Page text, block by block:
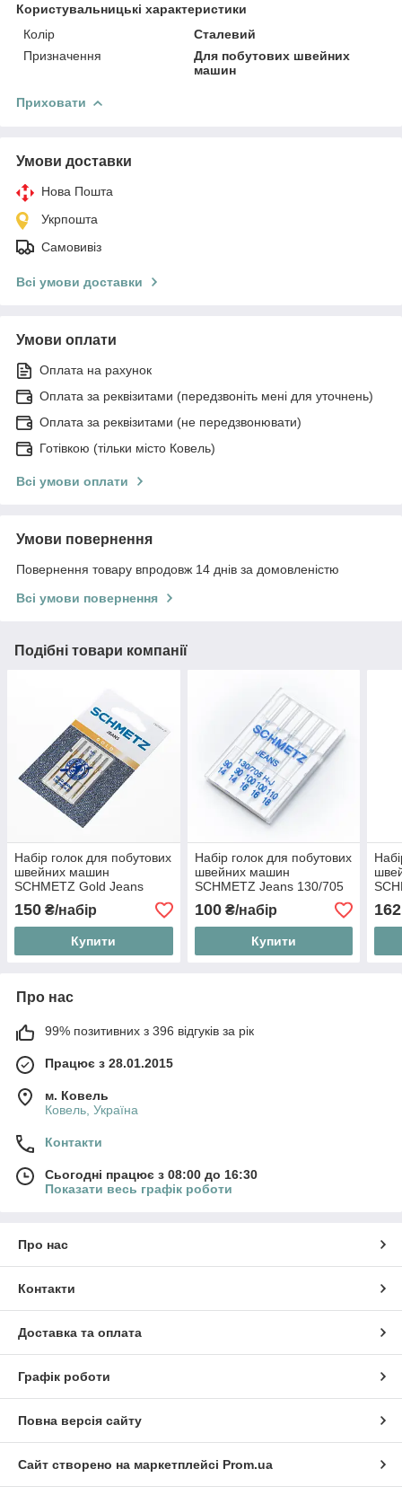
Користувальницькі характеристики
Колір
Сталевий
Призначення
Для побутових швейних
машин
Приховати
Умови доставки
Нова Пошта
Укрпошта
Самовивіз
Всі умови доставки
Умови оплати
Оплата на рахунок
Оплата за реквізитами (передзвоніть мені для уточнень)
Оплата за реквізитами (не передзвонювати)
Готівкою (тільки місто Ковель)
Всі умови оплати
Умови повернення
Повернення товару впродовж 14 днів за домовленістю
Всі умови повернення
Подібні товари компанії
Набір голок для побутових
швейних машин
SCHMETZ Gold Jeans
130/705 H-JT №100 5 шт
150 ₴/набір
Купити
Набір голок для побутових
швейних машин
SCHMETZ Jeans 130/705
H-J №90(2 шт), №100(2
шт), №110(1 шт)
100₴/набір
Купити
H
162
Про нас
99% позитивних з 396 відгуків за рік
Працює з 28.01.2015
м. Ковель
Ковель, Україна
Контакти
Сьогодні працює з 08:00 до 16:30
Показати весь графік роботи
Про нас
Контакти
Доставка та оплата
Графік роботи
Повна версія сайту
Сайт створено на маркетплейсі Prom.ua